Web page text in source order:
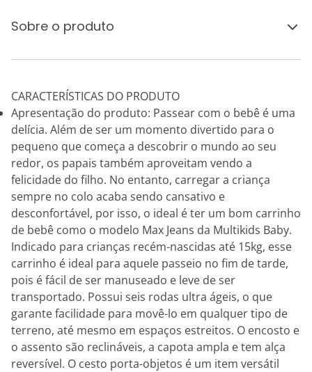
Sobre o produto
CARACTERÍSTICAS DO PRODUTO
Apresentação do produto: Passear com o bebê é uma
delícia. Além de ser um momento divertido para o
pequeno que começa a descobrir o mundo ao seu
redor, os papais também aproveitam vendo a
felicidade do filho. No entanto, carregar a criança
sempre no colo acaba sendo cansativo e
desconfortável, por isso, o ideal é ter um bom carrinho
de bebê como o modelo Max Jeans da Multikids Baby.
Indicado para crianças recém-nascidas até 15kg, esse
carrinho é ideal para aquele passeio no fim de tarde,
pois é fácil de ser manuseado e leve de ser
transportado. Possui seis rodas ultra ágeis, o que
garante facilidade para movê-lo em qualquer tipo de
terreno, até mesmo em espaços estreitos. O encosto e
o assento são reclináveis, a capota ampla e tem alça
reversível. O cesto porta-objetos é um item versátil